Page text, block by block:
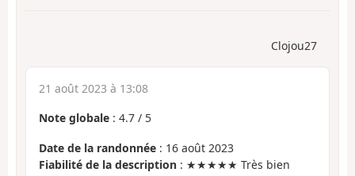
Clojou27
21 août 2023 à 13:08
Note globale : 4.7 / 5
Date de la randonnée : 16 août 2023
Fiabilité de la description : ★★★★★ Très bien